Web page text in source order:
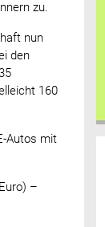
zu.
nun
den
160
Autos mit
–